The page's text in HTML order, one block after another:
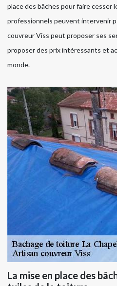
place des bâches pour faire cesser
professionnels peuvent intervenir
couvreur Viss peut proposer ses
proposer des prix intéressants et
monde.
La mise en place des